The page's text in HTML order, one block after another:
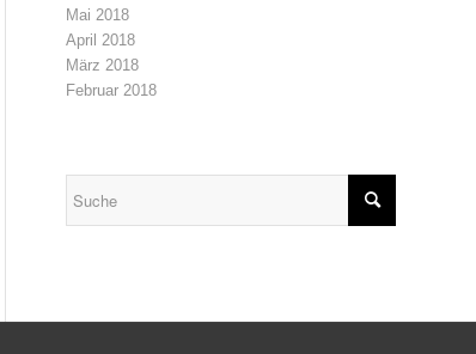
Mai 2018
April 2018
März 2018
Februar 2018